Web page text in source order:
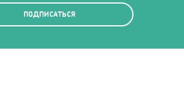
ПОДПИСАТЬСЯ